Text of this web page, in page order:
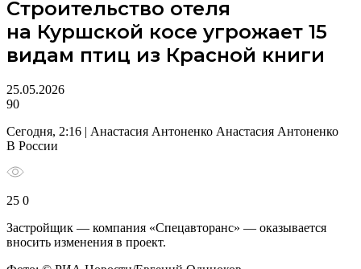
Строительство отеля
на Куршской косе угрожает 15
видам птиц из Красной книги
25.05.2026
90
Сегодня, 2:16 | Анастасия Антоненко Анастасия Антоненко
В России
25 0
Застройщик — компания «Спецавторанс» — оказывается
вносить изменения в проект.